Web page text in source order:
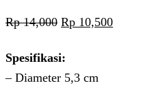
Rp14,000 Harga
adalah:
Rp 14,000.
Rp 10,500Harga
Spesifikasi:
– Diameter 5,3 cm